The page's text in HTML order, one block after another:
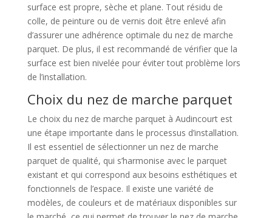
surface est propre, sèche et plane. Tout résidu de
colle, de peinture ou de vernis doit être enlevé afin
d’assurer une adhérence optimale du nez de marche
parquet. De plus, il est recommandé de vérifier que la
surface est bien nivelée pour éviter tout problème lors
de l’installation.
Choix du nez de marche parquet
Le choix du nez de marche parquet à Audincourt est
une étape importante dans le processus d’installation.
Il est essentiel de sélectionner un nez de marche
parquet de qualité, qui s’harmonise avec le parquet
existant et qui correspond aux besoins esthétiques et
fonctionnels de l’espace. Il existe une variété de
modèles, de couleurs et de matériaux disponibles sur